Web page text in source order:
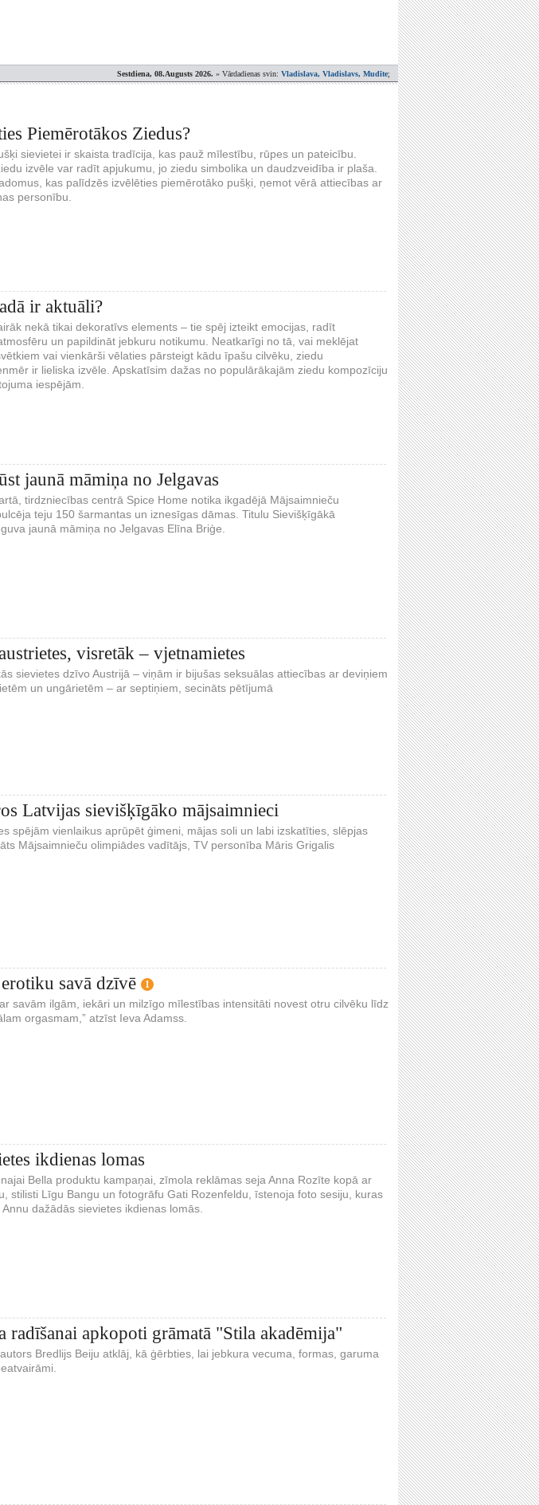
Sestdiena, 08.Augusts 2026. » Vārdadienas svin: Vladislava, Vladislavs, Mudīte;
Piemērotākos Ziedus?
sievietei ir skaista tradīcija, kas pauž mīlestību, rūpes un pateicību.
izvēle var radīt apjukumu, jo ziedu simbolika un daudzveidība ir plaša.
kas palīdzēs izvēlēties piemērotāko pušķi, ņemot vērā attiecības ar
personību.
ir aktuāli?
nekā tikai dekoratīvs elements – tie spēj izteikt emocijas, radīt
un papildināt jebkuru notikumu. Neatkarīgi no tā, vai meklējat
vai vienkārši vēlaties pārsteigt kādu īpašu cilvēku, ziedu
ir lieliska izvēle. Apskatīsim dažas no populārākajām ziedu kompozīciju
iespējām.
jaunā māmiņa no Jelgavas
tirdzniecības centrā Spice Home notika ikgadējā Mājsaimnieču
teju 150 šarmantas un iznesīgas dāmas. Titulu Sievišķīgākā
jaunā māmiņa no Jelgavas Elīna Briģe.
visretāk – vjetnamietes
sievietes dzīvo Austrijā – viņām ir bijušas seksuālas attiecības ar deviņiem
un ungārietēm – ar septiņiem, secināts pētījumā
Latvijas sievišķīgāko mājsaimnieci
spējām vienlaikus aprūpēt ģimeni, mājas soli un labi izskatīties, slēpjas
Mājsaimnieču olimpiādes vadītājs, TV personība Māris Grigalis
savā dzīvē 1
ar savām ilgām, iekāri un milzīgo mīlestības intensitāti novest otru cilvēku līdz
orgasmam,” atzīst Ieva Adamss.
ikdienas lomas
Bella produktu kampaņai, zīmola reklāmas seja Anna Rozīte kopā ar
stilisti Līgu Bangu un fotogrāfu Gati Rozenfeldu, īstenoja foto sesiju, kuras
dažādās sievietes ikdienas lomās.
radīšanai apkopoti grāmatā "Stila akadēmija"
Bredlijs Beiju atklāj, kā ģērbties, lai jebkura vecuma, formas, garuma